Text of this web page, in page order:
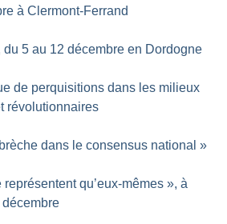
à Clermont-Ferrand
du 5 au 12 décembre en Dordogne
de perquisitions dans les milieux
révolutionnaires
dans le consensus national »
représentent qu’eux-mêmes », à
décembre